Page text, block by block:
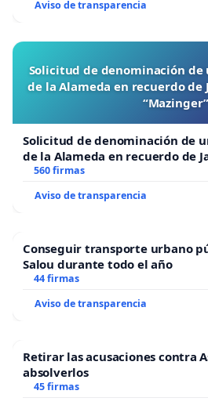
Aviso de transparencia
Solicitud de denominación de
de la Alameda en recuerdo de
“Mazinger”
Solicitud de denominación de
de la Alameda en recuerdo de
“Mazinger”
560 firmas
Aviso de transparencia
Conseguir transporte urbano
Salou durante todo el año
44 firmas
Aviso de transparencia
Retirar las acusaciones contra
absolverlos
45 firmas